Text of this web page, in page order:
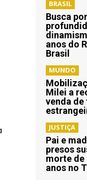
BRASIL
Busca por
anos do
Brasil
MUNDO
Milei a
venda de
JUSTIÇA
Pai e
presos
morte de
anos no